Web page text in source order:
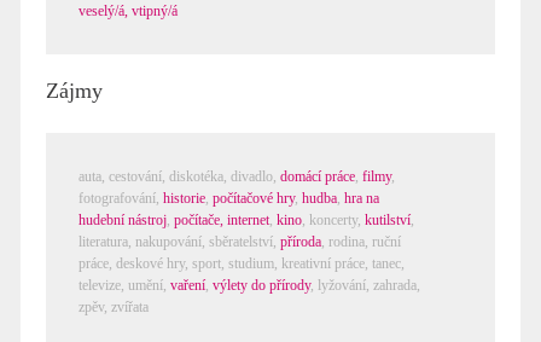
veselý/á, vtipný/á
Zájmy
auta, cestování, diskotéka, divadlo, domácí práce, filmy,
fotografování, historie, počítačové hry, hudba, hra na
hudební nástroj, počítače, internet, kino, koncerty, kutilství,
literatura, nakupování, sběratelství, příroda, rodina, ruční
práce, deskové hry, sport, studium, kreativní práce, tanec,
televize, umění, vaření, výlety do přírody, lyžování, zahrada,
zpěv, zvířata